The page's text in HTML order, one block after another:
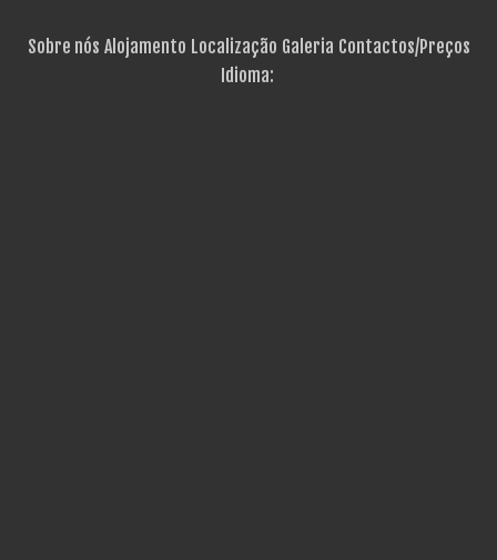
Sobre nós Alojamento Localização Galeria Contactos/Preços
Idioma: